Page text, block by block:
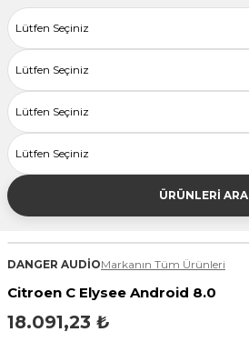
ÜRÜNLERİ ARA
DANGER AUDİOMarkanın Tüm Ürünleri
Citroen C Elysee Android 8.0
18.091,23 ₺